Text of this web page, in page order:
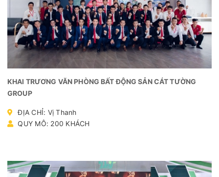
KHAI TRƯƠNG VĂN PHÒNG BẤT ĐỘNG SẢN CÁT TƯỜNG
GROUP
ĐỊA CHỈ: Vị Thanh
QUY MÔ: 200 KHÁCH